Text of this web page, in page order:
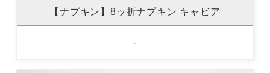
【ナプキン】8ッ折ナプキン キャビア
-